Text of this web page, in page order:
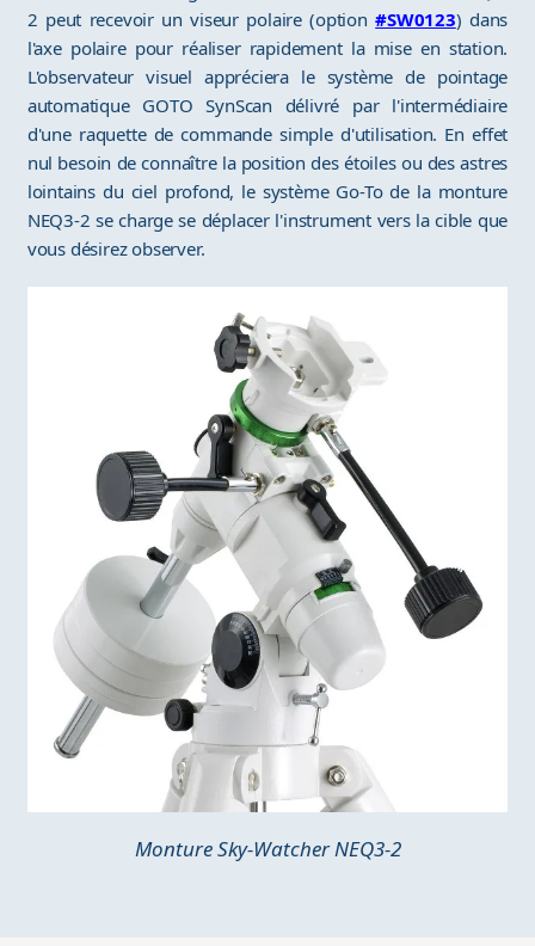
2 peut recevoir un viseur polaire (option#SW0123) dans
l'axe polaire pour réaliser rapidement la mise en station.
L'observateur visuel appréciera le système de pointage
automatique GOTO SynScan délivré par l'intermédiaire
d'une raquette de commande simple d'utilisation. En effet
nul besoin de connaître la position des étoiles ou des astres
lointains du ciel profond, le système Go-To de la monture
NEQ3-2 se charge se déplacer l'instrument vers la cible que
vous désirez observer.
Monture Sky-Watcher NEQ3-2